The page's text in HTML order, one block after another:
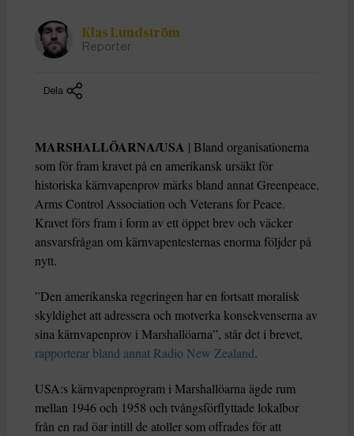
Klas Lundström
Reporter
Dela
MARSHALLÖARNA/USA | Bland organisationerna
som för fram kravet på en amerikansk ursäkt för
historiska kärnvapenprov märks bland annat Greenpeace,
Arms Control Association och Veterans for Peace.
Kravet förs fram i form av ett öppet brev och väcker
ansvarsfrågan om kärnvapentesternas enorma följder på
nytt.
”Den amerikanska regeringen har en fortsatt moralisk
skyldighet att adressera och motverka konsekvenserna av
sina kärnvapenprov i Marshallöarna”, står det i brevet,
rapporterar bland annat Radio New Zealand.
USA:s kärnvapenprogram i Marshallöarna ägde rum
mellan 1946 och 1958 och tvångsförflyttade lokalbor
från en rad öar intill de atoller som offrades för att